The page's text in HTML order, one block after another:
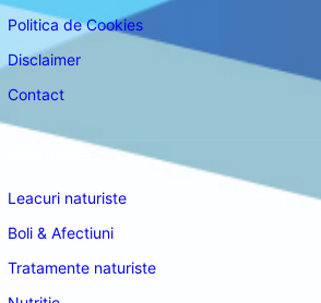
Politica de Cookies
Disclaimer
Contact
Leacuri naturiste
Boli & Afectiuni
Tratamente naturiste